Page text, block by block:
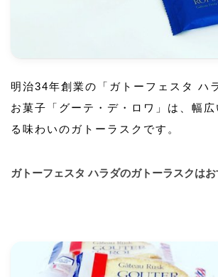
明治34年創業の「ガトーフェスタ ハ
お菓子「グーテ・デ・ロワ」は、幅
る味わいのガトーラスクです。
ガトーフェスタ ハラダのガトーラスクは